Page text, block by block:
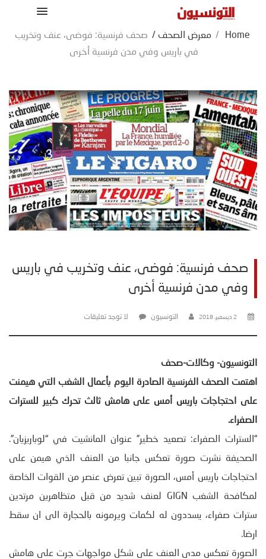
Home
/ معرض الصحف / صحف فرنسية: فوضى، عنف وتخريب
في باريس وفي مدن فرنسية أخرى
صحف فرنسية: فوضى، عنف وتخريب في باريس
وفي مدن فرنسية أخرى
2 ديسمبر، 2018 التونسيون لا توجد تعليقات
التونسيون- وكالات-صحف
اهتمت الصحف الفرنسية الصادرة اليوم بأعمال الشغب التي هيمنت
على احتجاجات باريس أمس على هامش ثالث تحرك كبير للسترات
الصفراء.
“السترات الصفراء: تصعيد خطير” عنوان المانشيت في “لوباريزيان”.
الصحيفة نشرت صورة تعكس جانبا من العنف الذي هيمن على
احتجاجات باريس أمس، الصورة تبين تعرض عنصر من القوات الخاصة
لمكافحة الشغب GIGN لعنف شديد من قبل متظاهرين مرتدين
سترات صفراء، يسددون له لكمات ويرمونه بالحجارة الى ان سقط
ارضا.
الصورة تعكس مدى العنف على شكل مواجهات جرت على هامش